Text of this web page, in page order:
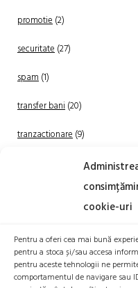
cookie-uri
Pentru a oferi cea mai bună
pentru a stoca și/sau accesa
pentru aceste tehnologii ne
comportamentul de navigare sau
promotie(2)
securitate(27)
spam(1)
transfer bani(20)
tranzactionare(9)
(20)